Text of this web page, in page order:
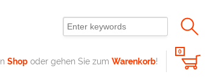
Shopoder gehen Sie zum Warenkorb!
0